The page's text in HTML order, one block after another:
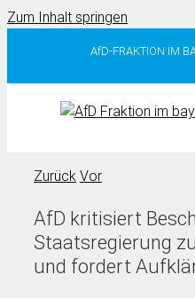
Zum Inhalt springen
AfD-FRAKTION IM
Zurück Vor
AfD kritisiert
Staatsregierung
und fordert